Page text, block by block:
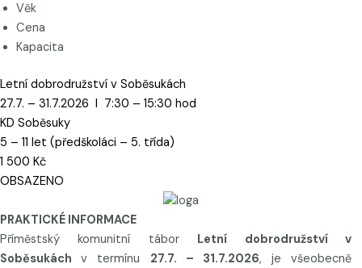
Věk
Cena
Kapacita
Letní dobrodružství v Soběsukách
27.7. – 31.7.2026 I 7:30 – 15:30 hod
KD Soběsuky
5 – 11 let (předškoláci – 5. třída)
1 500 Kč
OBSAZENO
PRAKTICKÉ INFORMACE
Příměstský komunitní tábor Letní dobrodružství v
Soběsukáchv termínu 27.7. – 31.7.2026, je všeobecně